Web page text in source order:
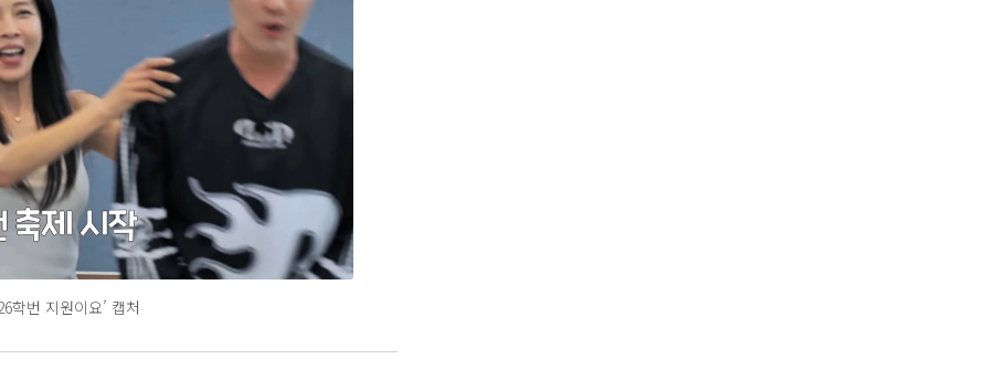
학번 지원이요’ 캡처